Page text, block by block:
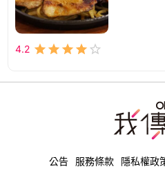
4.2
公告 服務條款 隱私權政